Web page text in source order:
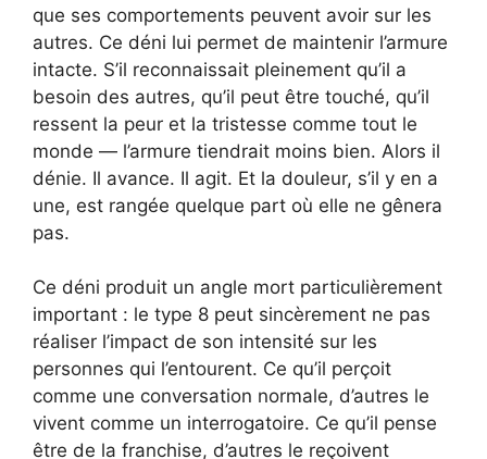
que ses comportements peuvent avoir sur les
autres. Ce déni lui permet de maintenir l’armure
intacte. S’il reconnaissait pleinement qu’il a
besoin des autres, qu’il peut être touché, qu’il
ressent la peur et la tristesse comme tout le
monde — l’armure tiendrait moins bien. Alors il
dénie. Il avance. Il agit. Et la douleur, s’il y en a
une, est rangée quelque part où elle ne gênera
pas.
Ce déni produit un angle mort particulièrement
important : le type 8 peut sincèrement ne pas
réaliser l’impact de son intensité sur les
personnes qui l’entourent. Ce qu’il perçoit
comme une conversation normale, d’autres le
vivent comme un interrogatoire. Ce qu’il pense
être de la franchise, d’autres le reçoivent